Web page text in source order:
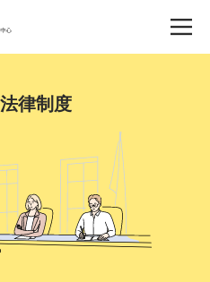
律制度